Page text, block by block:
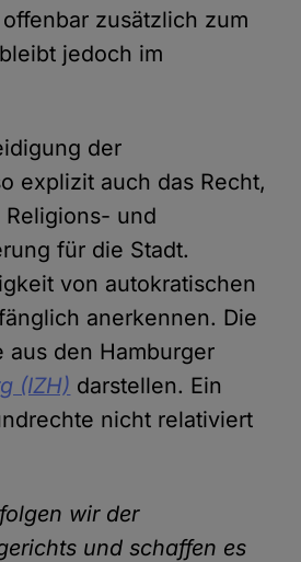
zusätzlich zum
jedoch im
der
explizit auch das Recht,
und
für die Stadt.
von autokratischen
anerkennen. Die
aus den Hamburger
(IZH) darstellen. Ein
nicht relativiert
wir der
und schaffen es